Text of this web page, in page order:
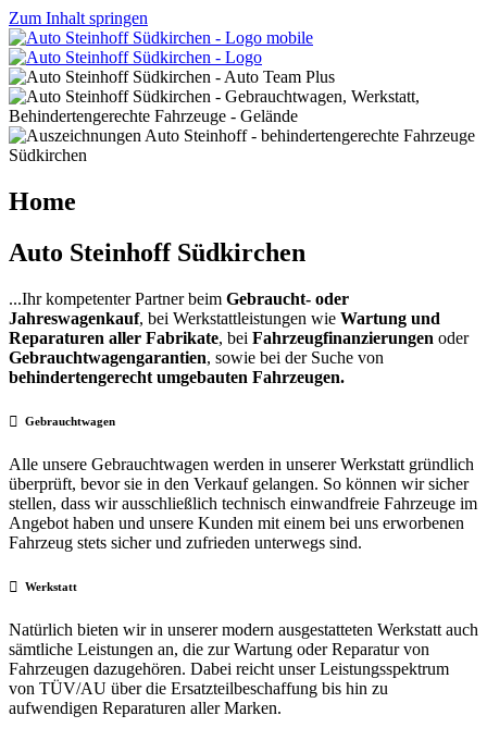
Zum Inhalt springen
Home
Auto Steinhoff Südkirchen
...Ihr kompetenter Partner beim Gebraucht- oder
Jahreswagenkauf, bei Werkstattleistungen wie Wartung und
Reparaturen aller Fabrikate, bei Fahrzeugfinanzierungen oder
Gebrauchtwagengarantien, sowie bei der Suche von
behindertengerecht umgebauten Fahrzeugen.
Gebrauchtwagen
Alle unsere Gebrauchtwagen werden in unserer Werkstatt gründlich
überprüft, bevor sie in den Verkauf gelangen. So können wir sicher
stellen, dass wir ausschließlich technisch einwandfreie Fahrzeuge im
Angebot haben und unsere Kunden mit einem bei uns erworbenen
Fahrzeug stets sicher und zufrieden unterwegs sind.
Werkstatt
Natürlich bieten wir in unserer modern ausgestatteten Werkstatt auch
sämtliche Leistungen an, die zur Wartung oder Reparatur von
Fahrzeugen dazugehören. Dabei reicht unser Leistungsspektrum
von TÜV/AU über die Ersatzteilbeschaffung bis hin zu
aufwendigen Reparaturen aller Marken.